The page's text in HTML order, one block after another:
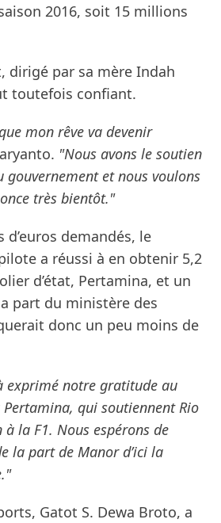
2016, soit 15 millions
dirigé par sa mère Indah
toutefois confiant.
mon rêve va devenir
"Nous avons le soutien
gouvernement et nous voulons
très bientôt."
demandés, le
a réussi à en obtenir 5,2
d’état, Pertamina, et un
part du ministère des
donc un peu moins de
exprimé notre gratitude au
qui soutiennent Rio
à la F1. Nous espérons de
la part de Manor d’ici la
Gatot S. Dewa Broto, a